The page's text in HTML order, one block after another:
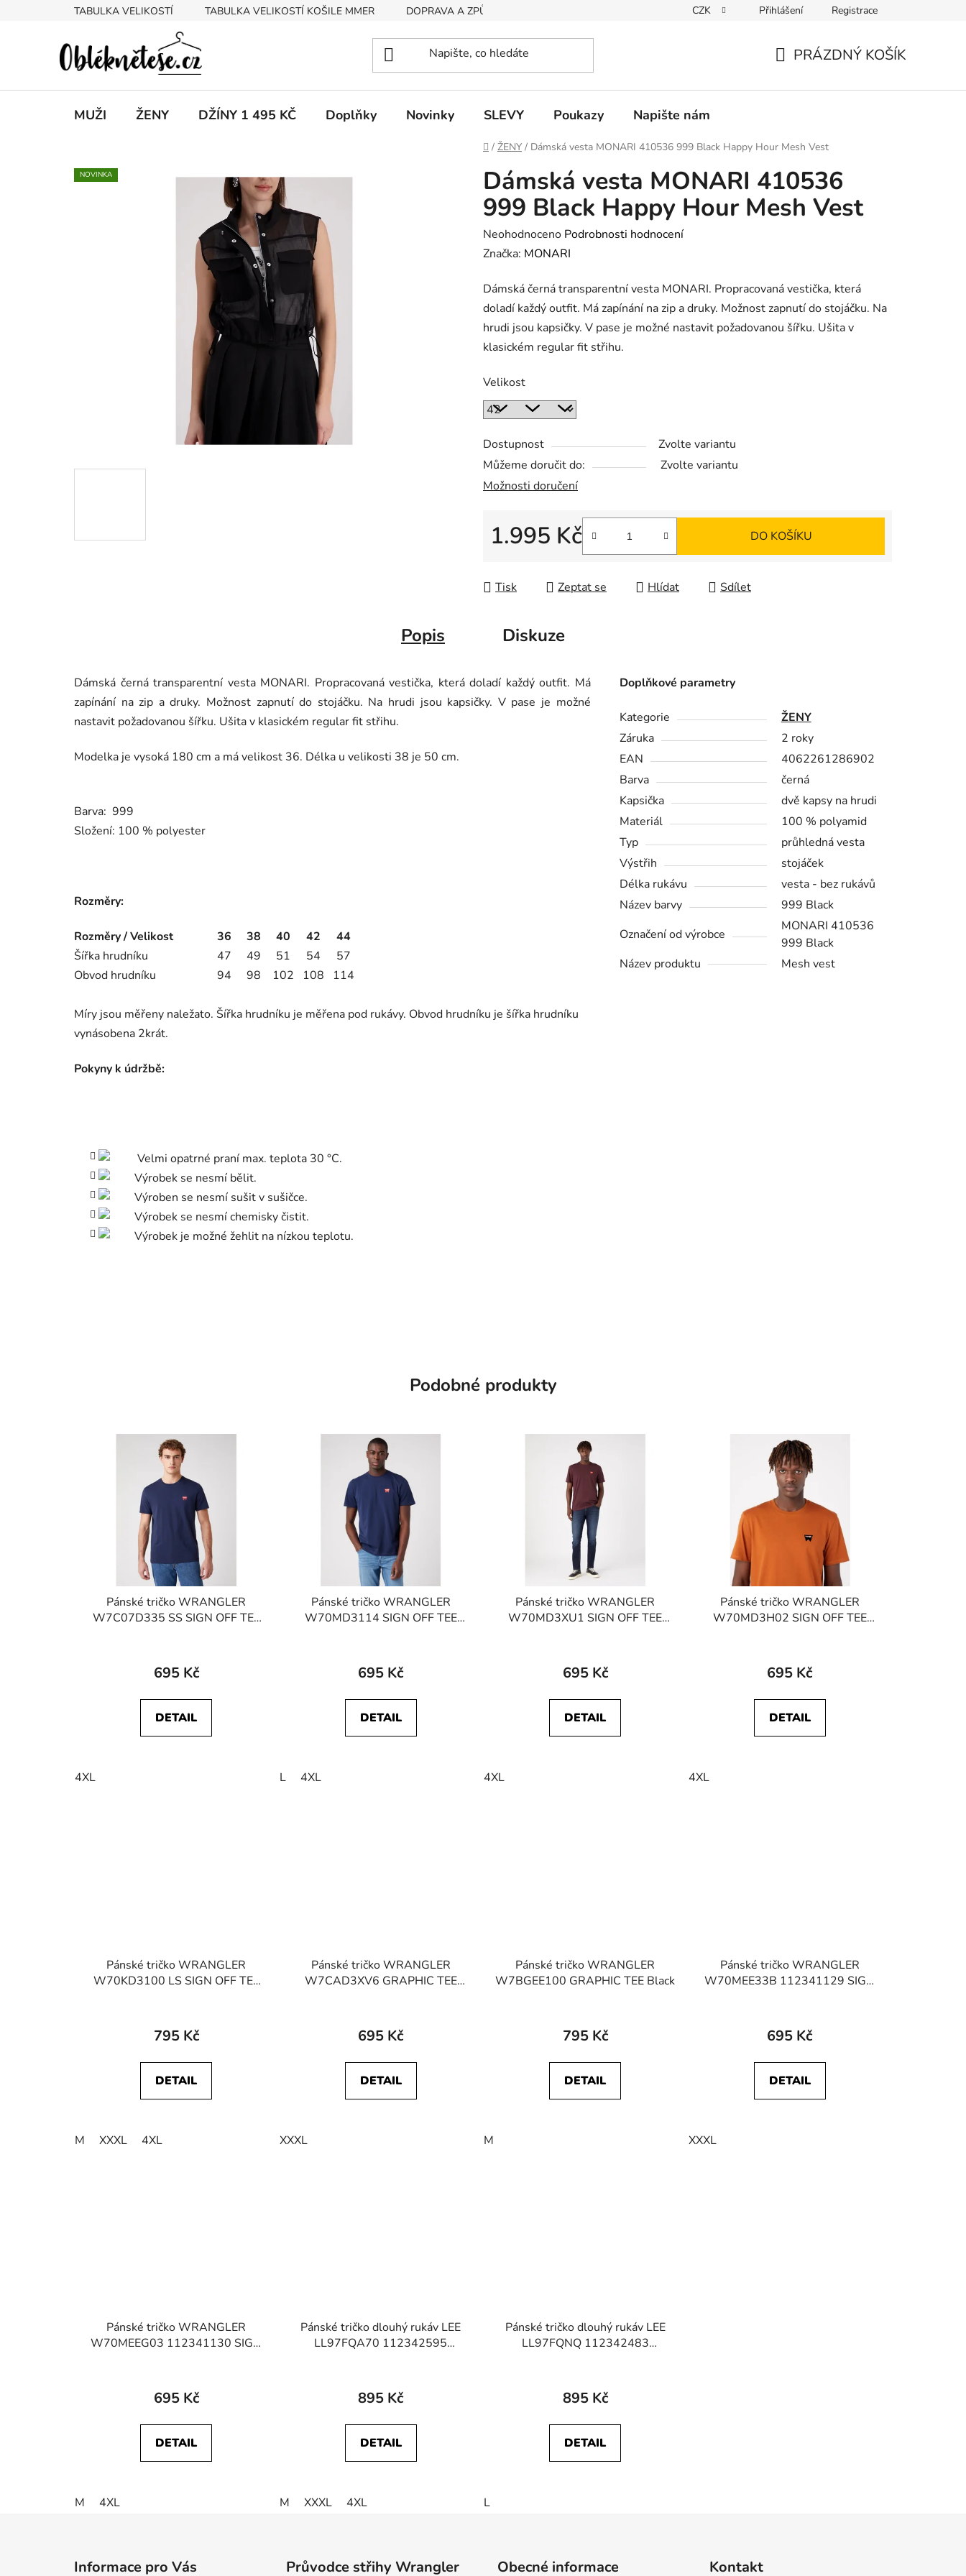
TABULKA VELIKOSTÍ TABULKA VELIKOSTÍ KOŠILE MMER DOPRAVA A ZPŮSOB PLATBY 30 DNÍ NA ROZMYŠLENOU VRÁCENÍ ZBOŽÍ
CZK Přihlášení Registrace
PRÁZDNÝ KOŠÍK
MUŽI ŽENY DŽÍNY 1 495 KČ Doplňky Novinky SLEVY Poukazy Napište nám
Domů
/ ŽENY / Dámská vesta MONARI 410536 999 Black Happy Hour Mesh Vest
Dámská vesta MONARI 410536
999 Black Happy Hour Mesh Vest
Průměrné
hodnocení
je
0,0
z
5
Neohodnoceno Podrobnosti hodnocení
Značka: MONARI
Dámská černá transparentní vesta MONARI. Propracovaná vestička, která
doladí každý outfit. Má zapínání na zip a druky. Možnost zapnutí do stojáčku. Na
hrudi jsou kapsičky. V pase je možné nastavit požadovanou šířku. Ušita v
klasickém regular fit střihu.
Velikost
Dostupnost
Zvolte variantu
Můžeme doručit do:
Zvolte variantu
Možnosti doručení
1.995 Kč DO KOŠÍKU
Tisk Zeptat se Hlídat Sdílet
NOVINKA
Popis Diskuze
Dámská černá transparentní vesta MONARI. Propracovaná vestička, která doladí každý outfit. Má
zapínání na zip a druky. Možnost zapnutí do stojáčku. Na hrudi jsou kapsičky. V pase je možné
nastavit požadovanou šířku. Ušita v klasickém regular fit střihu.
Modelka je vysoká 180 cm a má velikost 36. Délka u velikosti 38 je 50 cm.
Barva: 999
Složení: 100 % polyester
Rozměry:
Rozměry / Velikost 36 38 40 42
44
Šířka hrudníku
47 49 51 54
57
Obvod hrudníku
94 98 102 108 114
Míry jsou měřeny naležato. Šířka hrudníku je měřena pod rukávy. Obvod hrudníku je šířka hrudníku
vynásobena 2krát.
Pokyny k údržbě:
Velmi opatrné praní max. teplota 30 °C.
Výrobek se nesmí bělit.
Výroben se nesmí sušit v sušičce.
Výrobek se nesmí chemisky čistit.
Výrobek je možné žehlit na nízkou teplotu.
Doplňkové parametry
Kategorie
ŽENY
Záruka
2 roky
EAN
4062261286902
Barva
černá
Kapsička
dvě kapsy na hrudi
Materiál
100 % polyamid
Typ
průhledná vesta
Výstřih
stojáček
Délka rukávu
vesta - bez rukávů
Název barvy
999 Black
Označení od výrobce
MONARI 410536
999 Black
Název produktu
Mesh vest
Podobné produkty
Pánské tričko WRANGLER
W7C07D335 SS SIGN OFF TEE
695 Kč
DETAIL
4XL
Pánské tričko WRANGLER
W70MD3114 SIGN OFF TEE
695 Kč
DETAIL
L 4XL
Pánské tričko WRANGLER
W70MD3XU1 SIGN OFF TEE
695 Kč
DETAIL
4XL
Pánské tričko WRANGLER
W70MD3H02 SIGN OFF TEE
695 Kč
DETAIL
4XL
Pánské tričko WRANGLER
W70KD3100 LS SIGN OFF TEE
795 Kč
DETAIL
M XXXL 4XL
Pánské tričko WRANGLER
W7CAD3XV6 GRAPHIC TEE
695 Kč
DETAIL
XXXL
Pánské tričko WRANGLER
W7BGEE100 GRAPHIC TEE Black
795 Kč
DETAIL
M
Pánské tričko WRANGLER
W70MEE33B 112341129 SIGN
695 Kč
DETAIL
XXXL
Pánské tričko WRANGLER
W70MEEG03 112341130 SIGN
695 Kč
DETAIL
M 4XL
Pánské tričko dlouhý rukáv LEE
LL97FQA70 112342595
895 Kč
DETAIL
M XXXL 4XL
Pánské tričko dlouhý rukáv LEE
LL97FQNQ 112342483
895 Kč
DETAIL
L
Informace pro Vás Průvodce střihy Wrangler Obecné informace Kontakt